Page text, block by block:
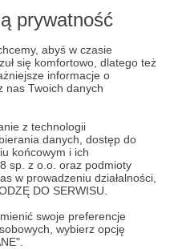
prywatność
abyś w czasie
się komfortowo, dlatego też
informacje o
nas Twoich danych
z technologii
danych, dostęp do
końcowym i ich
sp. z o.o. oraz podmioty
w prowadzeniu działalności,
DO SERWISU.
swoje preferencje
wybierz opcję
przedmiotowego
spacer –
środki możesz
tej
"rozrywki".
bonusy z
Liście Patronów/ek na